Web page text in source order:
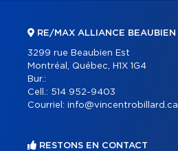
RE/MAX ALLIANCE BEAUBIEN
3299 rue Beaubien Est
Montréal, Québec, H1X 1G4
Bur.:
Cell.: 514 952-9403
Courriel: info@vincentrobillard.ca
RESTONS EN CONTACT